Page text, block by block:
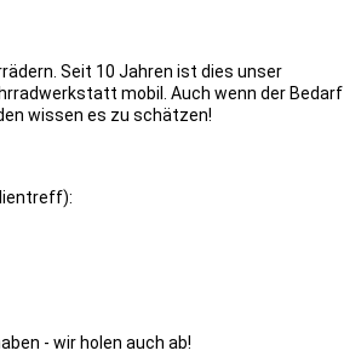
Seit 10 Jahren ist dies unser
mobil. Auch wenn der Bedarf
wissen es zu schätzen!
- wir holen auch ab!